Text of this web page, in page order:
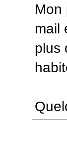
Mon
mail
plus